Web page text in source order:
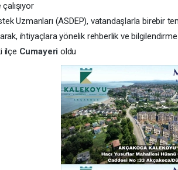
Uzmanları (ASDEP), vatandaşlarla birebir
ihtiyaçlara yönelik rehberlik ve
ilçe Cumayeri oldu